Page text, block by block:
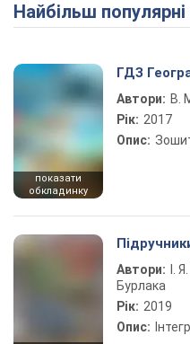
Найбільш
показати
обкладинку
ГДЗ
Автори: В.
Рік: 2017
Опис:
Автори:
І.
Бурлака
Рік: 2019
Опис: